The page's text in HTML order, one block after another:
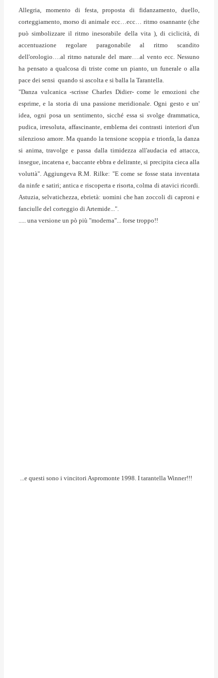
Allegria, momento di festa, proposta di fidanzamento, duello,
corteggiamento, morso di animale ecc…ecc… ritmo osannante (che
può simbolizzare il ritmo inesorabile della vita ), di ciclicità, di
accentuazione regolare paragonabile al ritmo scandito
dell'orologio….al ritmo naturale del mare….al vento ecc. Nessuno
ha pensato a qualcosa di triste come un pianto, un funerale o alla
pace dei sensi quando si ascolta e si balla la Tarantella.
"Danza vulcanica -scrisse Charles Didier- come le emozioni che
esprime, e la storia di una passione meridionale. Ogni gesto e un'
idea, ogni posa un sentimento, sicché essa si svolge drammatica,
pudica, irresoluta, affascinante, emblema dei contrasti interiori d'un
silenzioso amore. Ma quando la tensione scoppia e trionfa, la danza
si anima, travolge e passa dalla timidezza all'audacia ed attacca,
insegue, incatena e, baccante ebbra e delirante, si precipita cieca alla
voluttà". Aggiungeva R.M. Rilke: "E come se fosse stata inventata
da ninfe e satiri; antica e riscoperta e risorta, colma di atavici ricordi.
Astuzia, selvatichezza, ebrietà: uomini che han zoccoli di caproni e
fanciulle del corteggio di Artemide...".
..... una versione un pò più "moderna"... forse troppo!!
...e questi sono i vincitori Aspromonte 1998. I tarantella Winner!!!